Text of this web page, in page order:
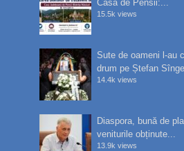
Casa de Pensii:...
15.5k views
Sute de oameni l-au
drum pe Ștefan
14.4k views
Diaspora, bună de
veniturile obținute...
13.9k views